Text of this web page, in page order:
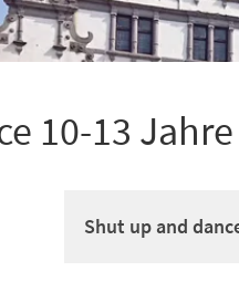
10-13
Shut up and